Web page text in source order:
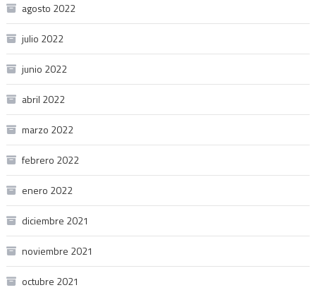
agosto 2022
julio 2022
junio 2022
abril 2022
marzo 2022
febrero 2022
enero 2022
diciembre 2021
noviembre 2021
octubre 2021